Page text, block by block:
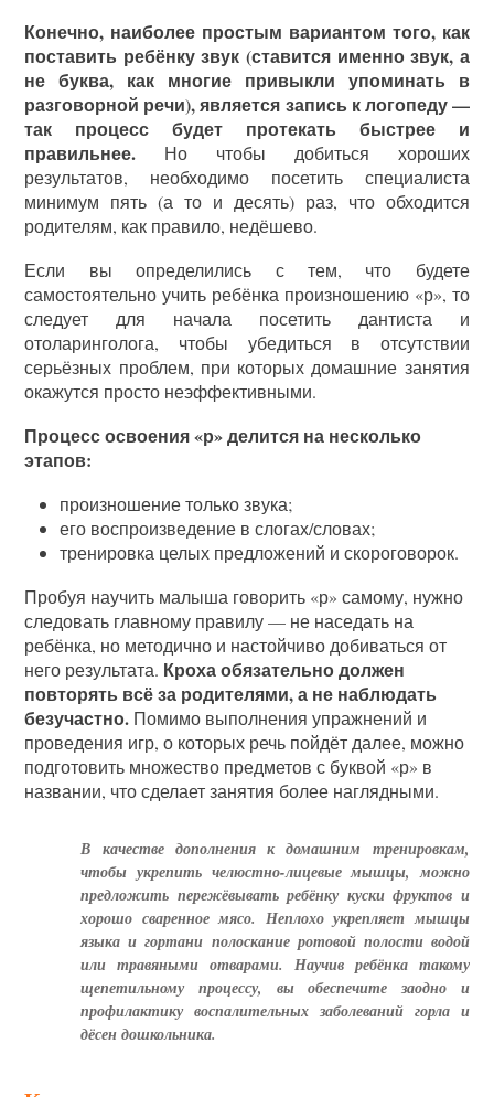
Конечно, наиболее простым вариантом того, как
поставить ребёнку звук (ставится именно звук, а
не буква, как многие привыкли упоминать в
разговорной речи), является запись к логопеду —
так процесс будет протекать быстрее и
правильнее. Но чтобы добиться хороших
результатов, необходимо посетить специалиста
минимум пять (а то и десять) раз, что обходится
родителям, как правило, недёшево.
Если вы определились с тем, что будете
самостоятельно учить ребёнка произношению «р», то
следует для начала посетить дантиста и
отоларинголога, чтобы убедиться в отсутствии
серьёзных проблем, при которых домашние занятия
окажутся просто неэффективными.
Процесс освоения «р» делится на несколько
этапов:
произношение только звука;
его воспроизведение в слогах/словах;
тренировка целых предложений и скороговорок.
Пробуя научить малыша говорить «р» самому, нужно
следовать главному правилу — не наседать на
ребёнка, но методично и настойчиво добиваться от
него результата. Кроха обязательно должен
повторять всё за родителями, а не наблюдать
безучастно. Помимо выполнения упражнений и
проведения игр, о которых речь пойдёт далее, можно
подготовить множество предметов с буквой «р» в
названии, что сделает занятия более наглядными.
В качестве дополнения к домашним тренировкам,
чтобы укрепить челюстно-лицевые мышцы, можно
предложить пережёвывать ребёнку куски фруктов и
хорошо сваренное мясо. Неплохо укрепляет мышцы
языка и гортани полоскание ротовой полости водой
или травяными отварами. Научив ребёнка такому
щепетильному процессу, вы обеспечите заодно и
профилактику воспалительных заболеваний горла и
дёсен дошкольника.